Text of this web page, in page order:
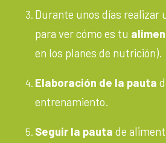
Durante unos días realizar
para ver cómo es tu
en los planes de nutrición).
Elaboración de la pauta
entrenamiento.
Seguir la pauta de